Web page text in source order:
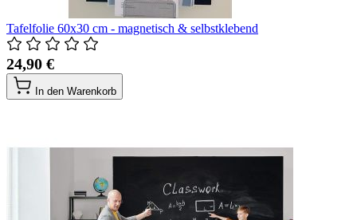
Tafelfolie 60x30 cm - magnetisch & selbstklebend
24,90 €
In den Warenkorb